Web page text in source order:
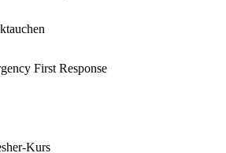
First Response
Kurs